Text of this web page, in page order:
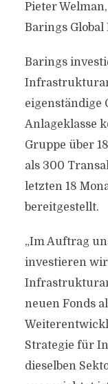
Pieter
Barings
Barings
eigenständige
Anlageklasse
Gruppe über
als 300
letzten 18
bereitgestellt.
„Im Auftrag
investieren
neuen Fonds
Strategie für
dieselben